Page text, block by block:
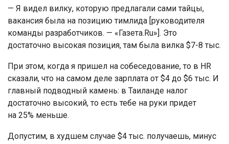
— Я видел вилку, которую предлагали сами тайцы,
вакансия была на позицию тимлида [руководителя
команды разработчиков. — «Газета.Ru»]. Это
достаточно высокая позиция, там была вилка $7-8 тыс.
При этом, когда я пришел на собеседование, то в HR
сказали, что на самом деле зарплата от $4 до $6 тыс. И
главный подводный камень: в Таиланде налог
достаточно высокий, то есть тебе на руки придет
на 25% меньше.
Допустим, в худшем случае $4 тыс. получаешь, минус